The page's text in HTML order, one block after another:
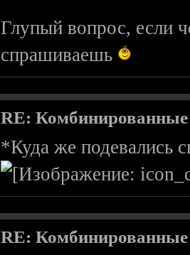
Глупый вопрос, если
спрашиваешь
RE: Комбинированные
*Куда же подевались
RE: Комбинированные